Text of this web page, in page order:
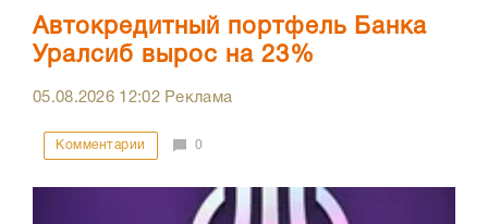
Автокредитный портфель Банка
Уралсиб вырос на 23%
05.08.2026 12:02Реклама
Комментарии 0